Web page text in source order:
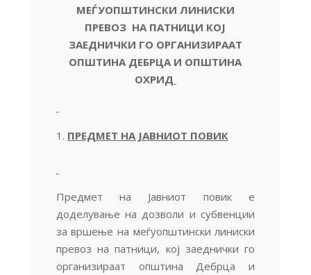
МЕЃУОПШТИНСКИ ЛИНИСКИ
ПРЕВОЗ НА ПАТНИЦИ КОЈ
ЗАЕДНИЧКИ ГО ОРГАНИЗИРААТ
ОПШТИНА ДЕБРЦА И ОПШТИНА
ОХРИД
ПРЕДМЕТ НА ЈАВНИОТ ПОВИК
Предмет на Јавниот повик е
доделување на дозволи и субвенции
за вршење на меѓуопштински линиски
превоз на патници, кој заеднички го
организираат општина Дебрца и